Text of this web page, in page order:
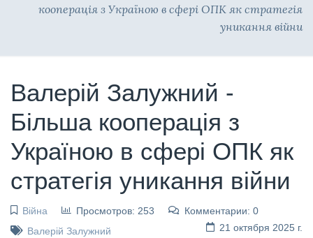
кооперація з Україною в сфері ОПК як стратегія
уникання війни
Валерій Залужний -
Більша кооперація з
Україною в сфері ОПК як
стратегія уникання війни
Війна Просмотров: 253
Комментарии: 0
21 октября 2025 г.
Валерій Залужний